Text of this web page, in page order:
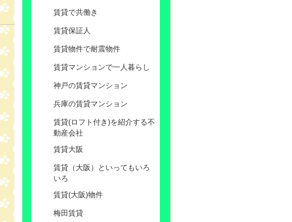
賃貸で共働き
賃貸保証人
賃貸物件で耐震物件
賃貸マンションで一人暮らし
神戸の賃貸マンション
兵庫の賃貸マンション
賃貸(ロフト付き)を紹介する不
動産会社
賃貸大阪
賃貸（大阪）といってもいろ
いろ
賃貸(大阪)物件
梅田賃貸